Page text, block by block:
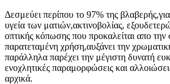
Δεσμεύει περίπου το 97% της
υγεία των ματιών,ακτινοβολίας,
οπτικής κόπωσης που προκαλείται απο την
παρατεταμένη χρήση,αυξάνει την
παράλληλα παρέχει την μέγιστη δυνατή
ενοχλητικές παραμορφώσεις και
αρχικά.